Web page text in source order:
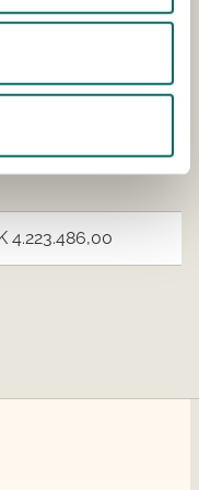
SILKEBORG A/S
5.310.036,00
4.223.486,00